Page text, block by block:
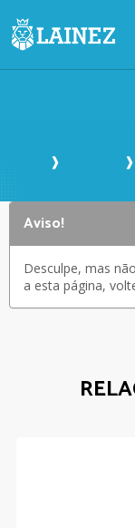
❱ ❱
Aviso!
Desculpe, mas
a esta página,